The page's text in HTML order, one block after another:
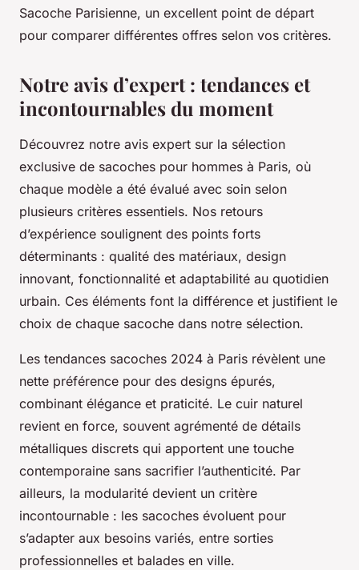
Sacoche Parisienne, un excellent point de départ
pour comparer différentes offres selon vos critères.
Notre avis d’expert : tendances et
incontournables du moment
Découvrez notre avis expert sur la sélection
exclusive de sacoches pour hommes à Paris, où
chaque modèle a été évalué avec soin selon
plusieurs critères essentiels. Nos retours
d’expérience soulignent des points forts
déterminants : qualité des matériaux, design
innovant, fonctionnalité et adaptabilité au quotidien
urbain. Ces éléments font la différence et justifient le
choix de chaque sacoche dans notre sélection.
Les tendances sacoches 2024 à Paris révèlent une
nette préférence pour des designs épurés,
combinant élégance et praticité. Le cuir naturel
revient en force, souvent agrémenté de détails
métalliques discrets qui apportent une touche
contemporaine sans sacrifier l’authenticité. Par
ailleurs, la modularité devient un critère
incontournable : les sacoches évoluent pour
s’adapter aux besoins variés, entre sorties
professionnelles et balades en ville.